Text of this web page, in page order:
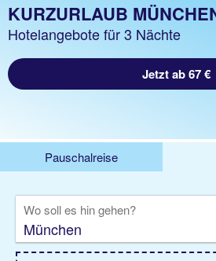
KURZURLAUB
Hotelangebote für 3 Nächte
Jetzt ab 67 €
Pauschalreise
Rundreise
Kreuzfahrt
Gruppenreise
Camper
Wo soll es hin gehen?